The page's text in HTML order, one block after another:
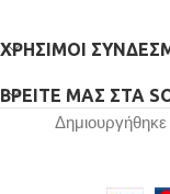
ΧΡΉΣΙΜΟΙ
ΒΡΕΊΤΕ ΜΑΣ ΣΤΑ